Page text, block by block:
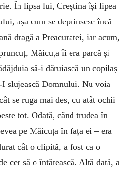
În lipsa lui, Creștina își lipea
așa cum se deprinsese încă
dragă a Preacuratei, iar acum,
Măicuța îi era parcă și
să-i dăruiască un copilaș
I slujească Domnului. Nu voia
se ruga mai des, cu atât ochii
tot. Odată, când trudea în
pe Măicuța în fața ei – era
cât o clipită, a fost ca o
cer să o întărească. Altă dată, a